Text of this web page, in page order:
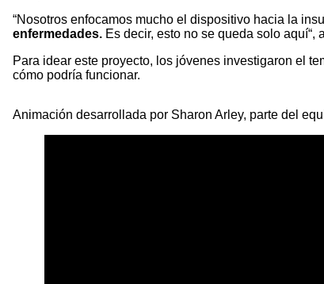
“Nosotros enfocamos mucho el dispositivo hacia la
enfermedades. Es decir, esto no se queda solo aquí“,
Para idear este proyecto, los jóvenes investigaron el
cómo podría funcionar.
Animación desarrollada por Sharon Arley, parte del